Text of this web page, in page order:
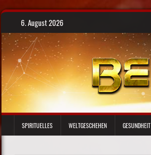
Skip
content
6. August 2026
SPIRITUELLES WELTGESCHEHEN GESUNDHEIT